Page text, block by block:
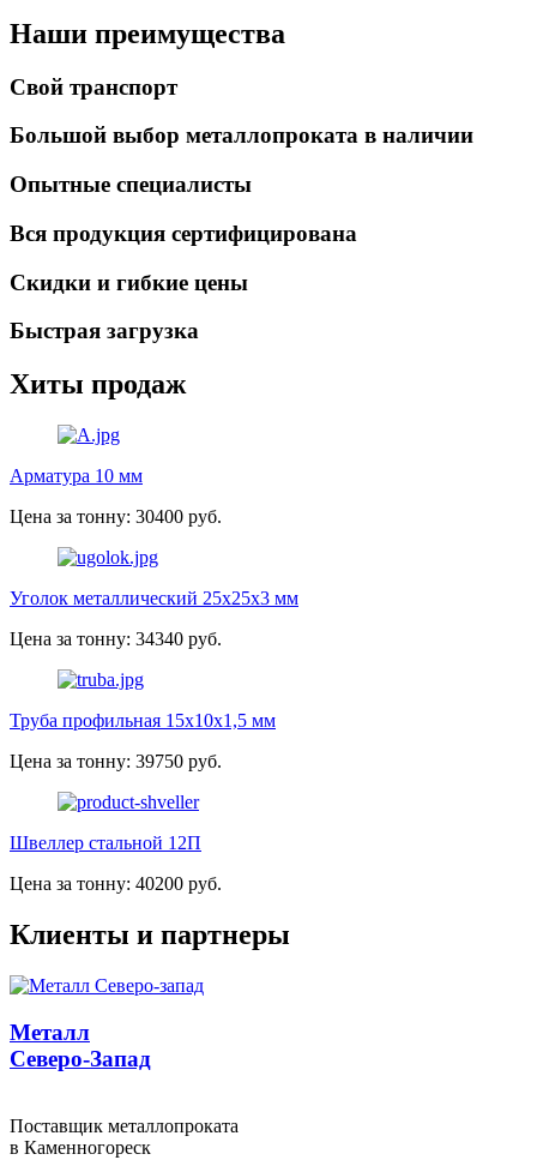
Наши преимущества
Свой транспорт
Большой выбор металлопроката в наличии
Опытные специалисты
Вся продукция сертифицирована
Скидки и гибкие цены
Быстрая загрузка
Хиты продаж
Арматура 10 мм
Цена за тонну: 30400 руб.
Уголок металлический 25х25х3 мм
Цена за тонну: 34340 руб.
Труба профильная 15х10х1,5 мм
Цена за тонну: 39750 руб.
Швеллер стальной 12П
Цена за тонну: 40200 руб.
Клиенты и партнеры
Металл
Северо-Запад
Поставщик металлопроката
в Каменногореск